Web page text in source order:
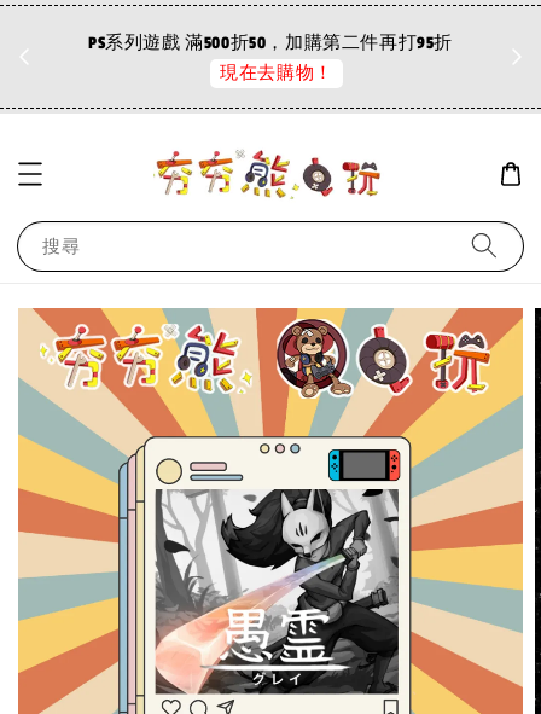
PS系列遊戲 滿500折50，加購第二件再打95折
現在去購物！
搜尋